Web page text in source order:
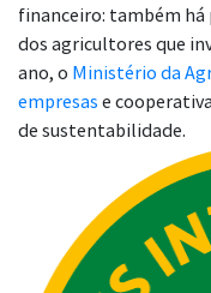
financeiro: também
dos agricultores que
ano, o Ministério da
empresas e
de sustentabilidade.